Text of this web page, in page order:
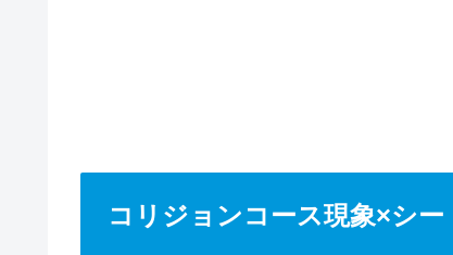
コリジョンコース現象×シー